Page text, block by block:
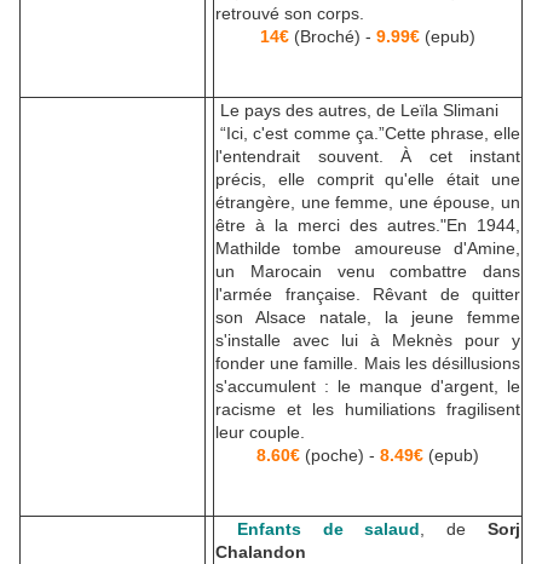
retrouvé son corps.
14€ (Broché) - 9.99€ (epub)
Le pays des autres, de Leïla Slimani
“Ici, c'est comme ça.”Cette phrase, elle
l'entendrait souvent. À cet instant
précis, elle comprit qu'elle était une
étrangère, une femme, une épouse, un
être à la merci des autres."En 1944,
Mathilde tombe amoureuse d'Amine,
un Marocain venu combattre dans
l'armée française. Rêvant de quitter
son Alsace natale, la jeune femme
s'installe avec lui à Meknès pour y
fonder une famille. Mais les désillusions
s'accumulent : le manque d'argent, le
racisme et les humiliations fragilisent
leur couple.
8.60€ (poche) - 8.49€ (epub)
Enfants de salaud , deSorj
Chalandon